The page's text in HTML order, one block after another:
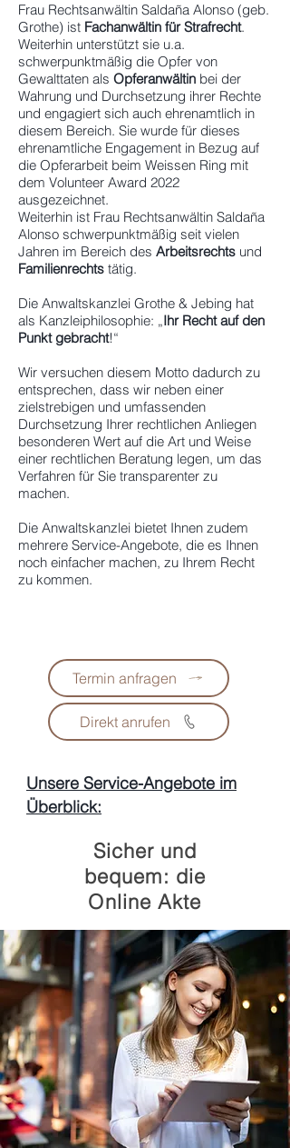
Frau Rechtsanwältin Saldaña Alonso (geb.
Grothe) ist Fachanwältin für Strafrecht.
Weiterhin unterstützt sie u.a.
schwerpunktmäßig die Opfer von
Gewalttaten als Opferanwältin bei der
Wahrung und Durchsetzung ihrer Rechte
und engagiert sich auch ehrenamtlich in
diesem Bereich. Sie wurde für dieses
ehrenamtliche Engagement in Bezug auf
die Opferarbeit beim Weissen Ring mit
dem Volunteer Award 2022
ausgezeichnet.
Weiterhin ist Frau Rechtsanwältin Saldaña
Alonso schwerpunktmäßig seit vielen
Jahren im Bereich des Arbeitsrechts und
Familienrechts tätig.
Die Anwaltskanzlei Grothe & Jebing hat
als Kanzleiphilosophie: „Ihr Recht auf den
Punkt gebracht!“
Wir versuchen diesem Motto dadurch zu
entsprechen, dass wir neben einer
zielstrebigen und umfassenden
Durchsetzung Ihrer rechtlichen Anliegen
besonderen Wert auf die Art und Weise
einer rechtlichen Beratung legen, um das
Verfahren für Sie transparenter zu
machen.
Die Anwaltskanzlei bietet Ihnen zudem
mehrere Service-Angebote, die es Ihnen
noch einfacher machen, zu Ihrem Recht
zu kommen.
Termin anfragen
Direkt anrufen
Unsere Service-Angebote im
Überblick:
Sicher und
bequem: die
Online Akte